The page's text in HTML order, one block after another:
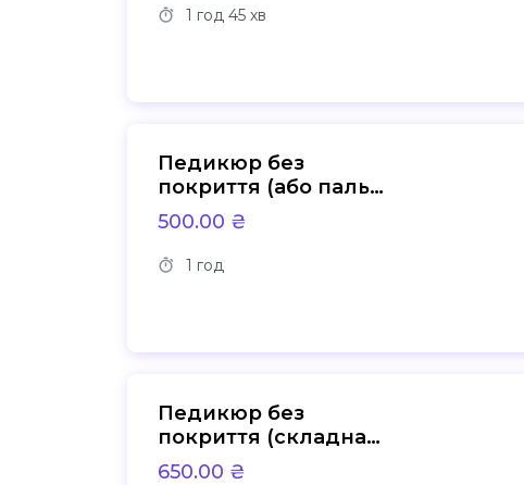
1 год 45 хв
Педикюр без
покриття (або пальці
або стопа)
500.00 ₴
1 год
Педикюр без
покриття (складна
стопа)
650.00 ₴